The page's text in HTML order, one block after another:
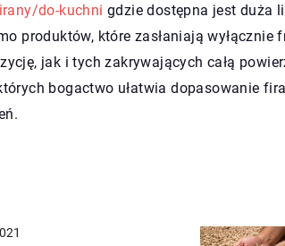
do-kuchni gdzie dostępna jest duża
produktów, które zasłaniają wyłącznie
jak i tych zakrywających całą
bogactwo ułatwia dopasowanie